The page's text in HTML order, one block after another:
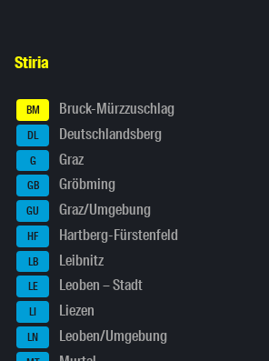
Stiria
BM Bruck-Mürzzuschlag
DL Deutschlandsberg
G Graz
GB Gröbming
GU Graz/Umgebung
HF Hartberg-Fürstenfeld
LB Leibnitz
LE Leoben – Stadt
LI Liezen
LN Leoben/Umgebung